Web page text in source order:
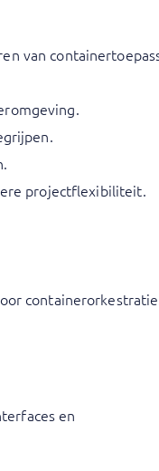
van
projectflexibiliteit.
en